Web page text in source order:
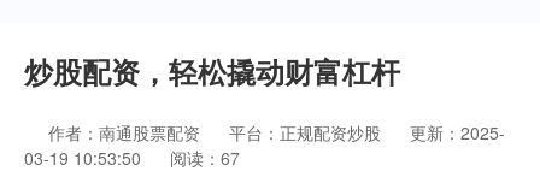
炒股配资，轻松撬动财富杠杆
作者：南通股票配资 平台：正规配资炒股
更新：2025-
03-19 10:53:50
阅读：67